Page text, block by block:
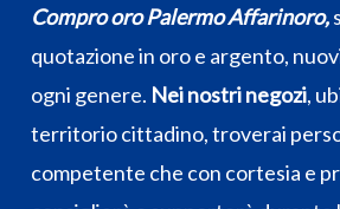
Compro oro Palermo Affarinoro,
quotazione in oro e argento,
ogni genere. Nei nostri negozi,
territorio cittadino, troverai
competente che con cortesia e